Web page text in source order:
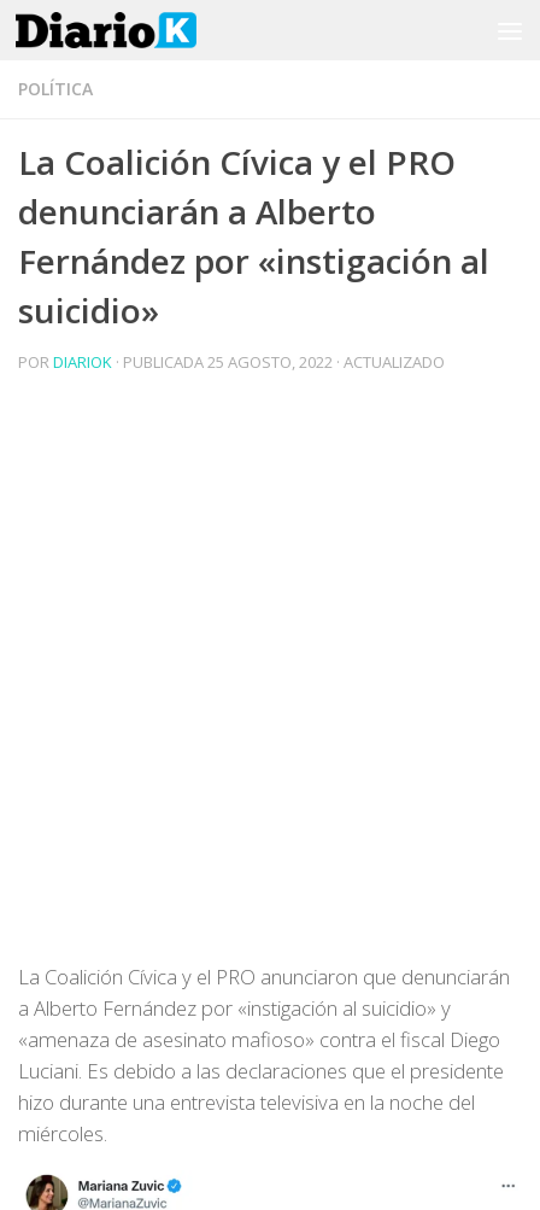
Saltar al contenido
POLÍTICA
La Coalición Cívica y el PRO
denunciarán a Alberto
Fernández por «instigación al
suicidio»
PORDIARIOK · PUBLICADA25 AGOSTO, 2022 · ACTUALIZADO
La Coalición Cívica y el PRO anunciaron que denunciarán
a Alberto Fernández por «instigación al suicidio» y
«amenaza de asesinato mafioso» contra el fiscal Diego
Luciani. Es debido a las declaraciones que el presidente
hizo durante una entrevista televisiva en la noche del
miércoles.